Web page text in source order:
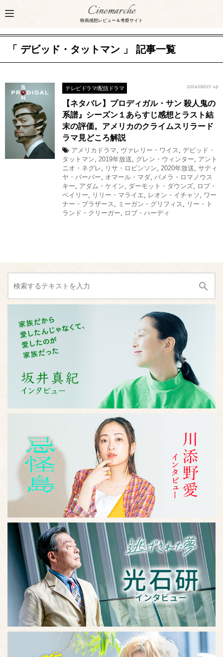
Cinemarche
映画感想レビュー＆考察サイト
「 デビッド・タットマン 」 記事一覧
テレビドラマ/配信ドラマ 2024/09/03 up
【ネタバレ】プロディガル・サン 殺人鬼の
系譜』シーズン１あらすじ感想とラスト結
末の評価。アメリカのクライムスリラード
ラマ見どころ解説
アメリカドラマ, ヴァレリー・ワイス , デビッド・
タットマン, 2019年放送, グレン・ウィンター, アント
ニオ・ネグレ, リサ・ロビンソン, 2020年放送, サティ
ヤ・バーバー, オマール・マダ, パメラ・ロマノウス
キー, アダム・ケイン, ダーモット・ダウンズ, ロブ・
ベイリー, リリー・マライエ, レオン・イチャソ , ワー
ナー・ブラザース , ミーガン・グリフィス , リー・ト
ランド・クリーガー, ロブ・ハーディ